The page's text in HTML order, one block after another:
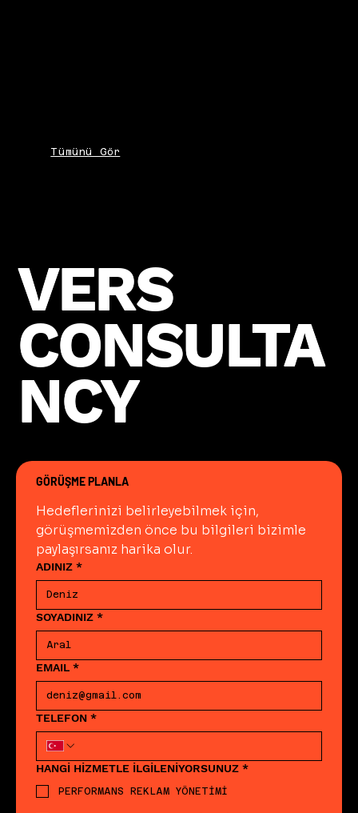
Tümünü Gör
VERS
CONSULTA
NCY
VERS
CONSULTA
NCY
GÖRÜŞME PLANLA
Hedeflerinizi belirleyebilmek için,
görüşmemizden önce bu bilgileri bizimle
paylaşırsanız harika olur.
ADINIZ *
SOYADINIZ *
EMAIL *
TELEFON *
HANGİ HİZMETLE İLGİLENİYORSUNUZ *
PERFORMANS REKLAM YÖNETİMİ